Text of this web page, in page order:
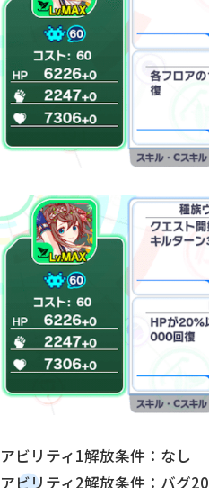
アビリティ1解放条件：なし
アビリティ2解放条件：バグ20